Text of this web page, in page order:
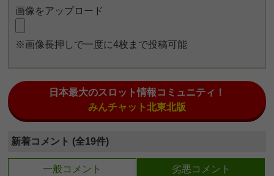
画像をアップロード
※画像長押しで一度に4枚まで投稿可能
日本最大のスロット情報コミュニティ！
みんチャット北東北版
新着コメント (全19件)
一般コメント 劣悪コメント